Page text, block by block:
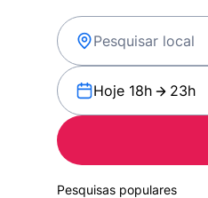
Hoje 18h 23h
Pesquisas populares